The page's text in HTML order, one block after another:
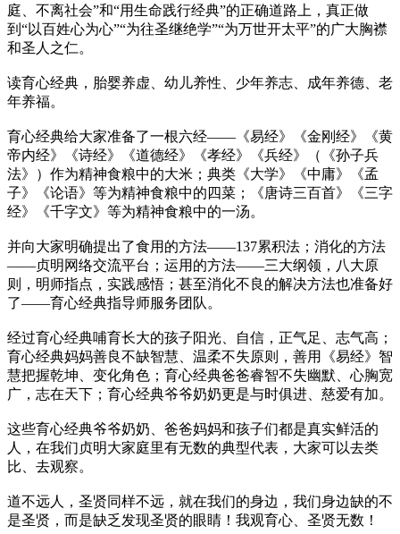
庭、不离社会”和“用生命践行经典”的正确道路上，真正做
到“以百姓心为心”“为往圣继绝学”“为万世开太平”的广大胸襟
和圣人之仁。
读育心经典，胎婴养虚、幼儿养性、少年养志、成年养德、老
年养福。
育心经典给大家准备了一根六经——《易经》《金刚经》《黄
帝内经》《诗经》《道德经》《孝经》《兵经》（《孙子兵
法》）作为精神食粮中的大米；典类《大学》《中庸》《孟
子》《论语》等为精神食粮中的四菜；《唐诗三百首》《三字
经》《千字文》等为精神食粮中的一汤。
并向大家明确提出了食用的方法——137累积法；消化的方法
——贞明网络交流平台；运用的方法——三大纲领，八大原
则，明师指点，实践感悟；甚至消化不良的解决方法也准备好
了——育心经典指导师服务团队。
经过育心经典哺育长大的孩子阳光、自信，正气足、志气高；
育心经典妈妈善良不缺智慧、温柔不失原则，善用《易经》智
慧把握乾坤、变化角色；育心经典爸爸睿智不失幽默、心胸宽
广，志在天下；育心经典爷爷奶奶更是与时俱进、慈爱有加。
这些育心经典爷爷奶奶、爸爸妈妈和孩子们都是真实鲜活的
人，在我们贞明大家庭里有无数的典型代表，大家可以去类
比、去观察。
道不远人，圣贤同样不远，就在我们的身边，我们身边缺的不
是圣贤，而是缺乏发现圣贤的眼睛！我观育心、圣贤无数！